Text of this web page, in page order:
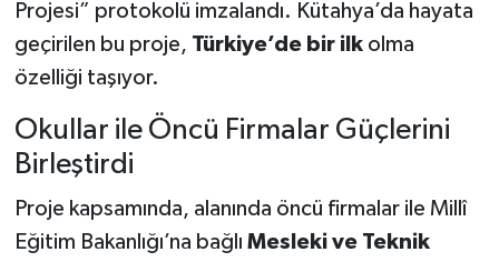
Projesi” protokolü imzalandı. Kütahya’da hayata
geçirilen bu proje, Türkiye’de bir ilkolma
özelliği taşıyor.
Okullar ile Öncü Firmalar Güçlerini
Birleştirdi
Proje kapsamında, alanında öncü firmalar ile Millî
Eğitim Bakanlığı’na bağlı Mesleki ve Teknik
Vasıta
Vefat Haberleri
Yaşam